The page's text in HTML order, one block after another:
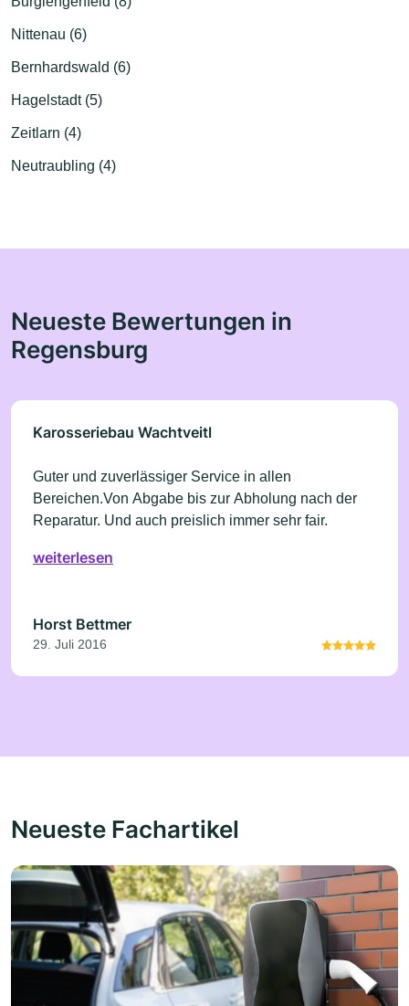
Nittenau (6)
Bernhardswald (6)
Hagelstadt (5)
Zeitlarn (4)
Neutraubling (4)
Neueste Bewertungen in
Regensburg
Karosseriebau Wachtveitl
Guter und zuverlässiger Service in allen
Bereichen.Von Abgabe bis zur Abholung nach der
Reparatur. Und auch preislich immer sehr fair.
weiterlesen
Horst Bettmer
29. Juli 2016
Neueste Fachartikel